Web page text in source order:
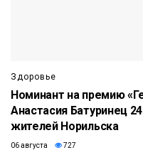
Здоровье
Номинант на премию
Анастасия Батуринец
жителей Норильска
06 августа 727